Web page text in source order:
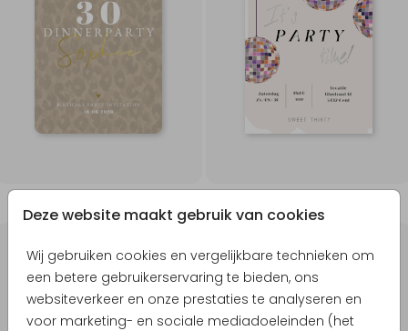
Deze website maakt gebruik van cookies
Wij gebruiken cookies en vergelijkbare technieken om
een betere gebruikerservaring te bieden, ons
websiteverkeer en onze prestaties te analyseren en
voor marketing- en sociale mediadoeleinden (het